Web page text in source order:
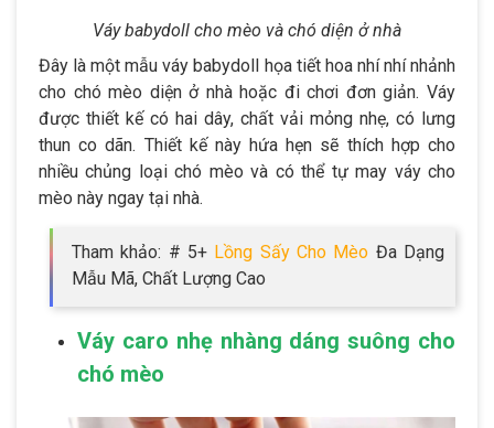
Váy babydoll cho mèo và chó diện ở nhà
Đây là một mẫu váy babydoll họa tiết hoa nhí nhí nhảnh
cho chó mèo diện ở nhà hoặc đi chơi đơn giản. Váy
được thiết kế có hai dây, chất vải mỏng nhẹ, có lưng
thun co dãn. Thiết kế này hứa hẹn sẽ thích hợp cho
nhiều chủng loại chó mèo và có thể tự may váy cho
mèo này ngay tại nhà.
Tham khảo: # 5+ Lồng Sấy Cho Mèo Đa Dạng
Mẫu Mã, Chất Lượng Cao
Váy caro nhẹ nhàng dáng suông cho
chó mèo